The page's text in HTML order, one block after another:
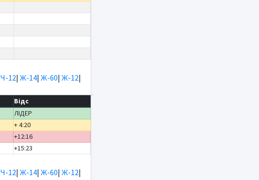
Ч-12| Ж-14| Ж-60| Ж-12|
Відс
ЛІДЕР
+ 4:20
+12:16
+15:23
Ч-12| Ж-14| Ж-60| Ж-12|